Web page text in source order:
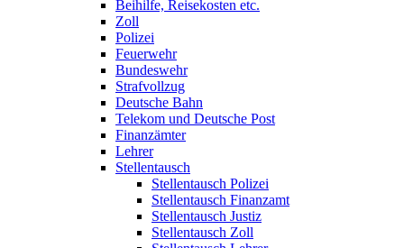
Beihilfe, Reisekosten etc.
Zoll
Polizei
Feuerwehr
Bundeswehr
Strafvollzug
Deutsche Bahn
Telekom und Deutsche Post
Finanzämter
Lehrer
Stellentausch
Stellentausch Polizei
Stellentausch Finanzamt
Stellentausch Justiz
Stellentausch Zoll